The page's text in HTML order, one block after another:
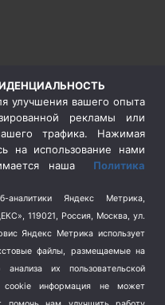
улучшения вашего опыта
рекламы или
трафика. Нажимая
на использование нами
наша Политика
Яндекс Метрика,
119021, Россия, Москва, ул.
Яндекс Метрика использует
файлы, размещаемые на
их пользовательской
информация не может